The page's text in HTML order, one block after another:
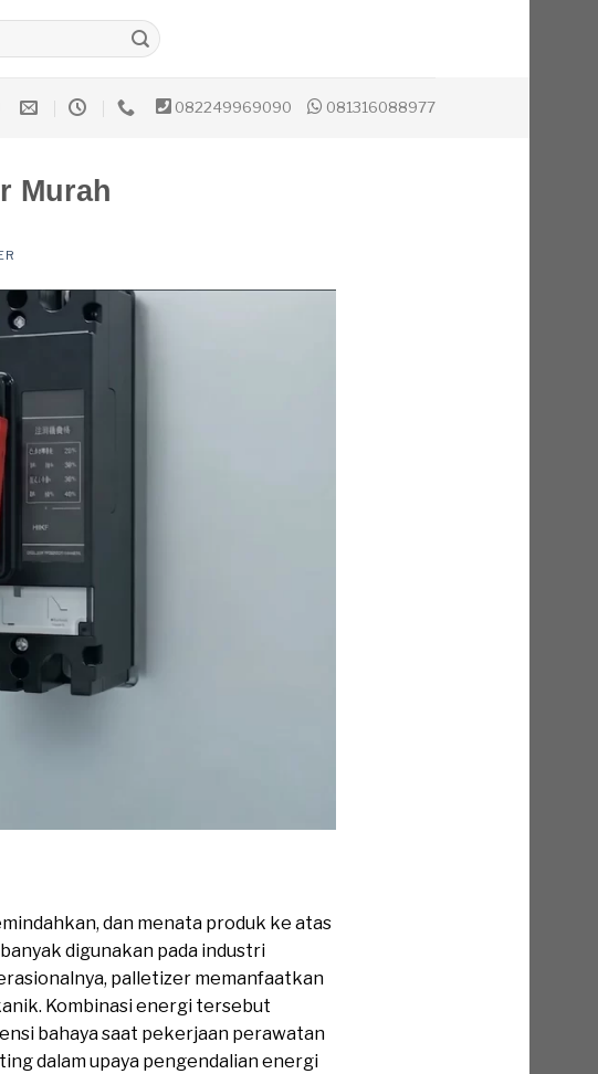
082249969090 081316088977
Murah
dan menata produk ke atas
digunakan pada industri
palletizer memanfaatkan
Kombinasi energi tersebut
bahaya saat pekerjaan perawatan
dalam upaya pengendalian energi